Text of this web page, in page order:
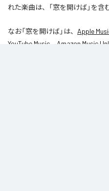
れた楽曲は、「窓を開けば」を含
なお「窓を開けば」は、 Apple
YouTube Music
Amazon Music